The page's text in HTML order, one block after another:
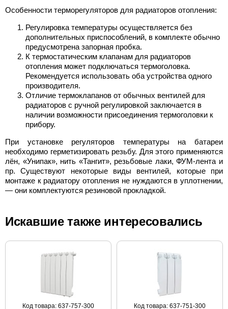
Особенности терморегуляторов для радиаторов отопления:
Регулировка температуры осуществляется без
дополнительных приспособлений, в комплекте обычно
предусмотрена запорная пробка.
К термостатическим клапанам для радиаторов
отопления может подключаться термоголовка.
Рекомендуется использовать оба устройства одного
производителя.
Отличие термоклапанов от обычных вентилей для
радиаторов с ручной регулировкой заключается в
наличии возможности присоединения термоголовки к
прибору.
При установке регуляторов температуры на батареи
необходимо герметизировать резьбу. Для этого применяются
лён, «Унипак», нить «Тангит», резьбовые лаки, ФУМ-лента и
пр. Существуют некоторые виды вентилей, которые при
монтаже к радиатору отопления не нуждаются в уплотнении,
— они комплектуются резиновой прокладкой.
Искавшие также интересовались
Код товара: 637-757-300 Код товара: 637-751-300